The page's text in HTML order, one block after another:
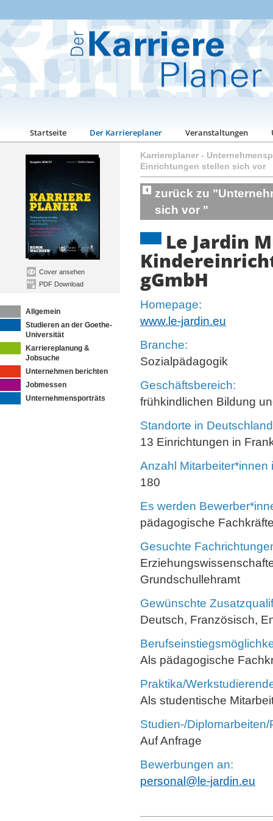
Startseite Der Karriereplaner Veranstaltungen
Cover ansehen
PDF Download
Allgemein
Studieren an der Goethe-
Universität
Karriereplanung &
Jobsuche
Unternehmen berichten
Jobmessen
Unternehmensporträts
Karriereplaner -
Einrichtungen stellen sich vor
zurück zu
sich vor "
Le Jardin
gGmbH
Homepage:
www.le-jardin.eu
Branche:
Sozialpädagogik
Geschäftsbereich:
frühkindlichen Bildung
Standorte in
13 Einrichtungen in
Anzahl Mitarbeiter*innen
180
Es werden
pädagogische
Gesuchte
Grundschullehramt
Gewünschte
Deutsch, Französisch,
Als pädagogische
Praktika/
Als studentische
Studien-/
Auf Anfrage
Bewerbungen an:
personal@le-jardin.eu